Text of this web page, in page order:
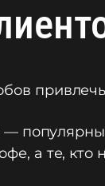
а те, кто